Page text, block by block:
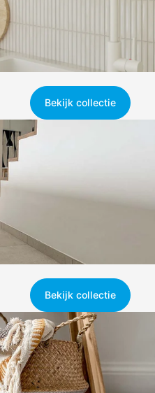
Bekijk collectie
Bekijk collectie